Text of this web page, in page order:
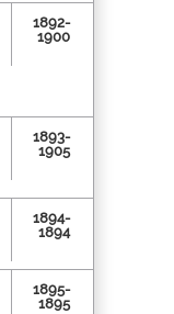
1892-
1900
1893-
1905
1894-
1894
1895-
1895